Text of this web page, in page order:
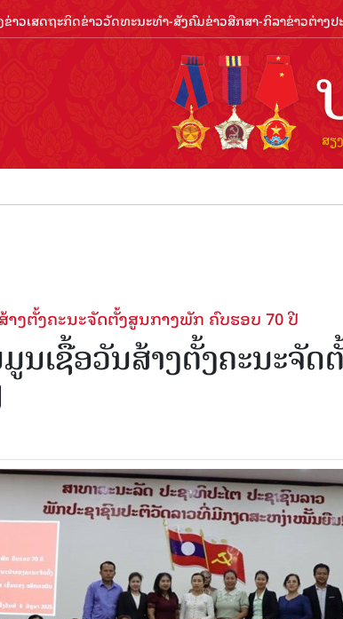
ຂ່າວເສດຖະກິດຂ່າວວັດທະນະທຳ-ສັງຄົມຂ່າວສືກສາ-ກິລາຂ່າວຕ່າງປ
ງຕັ້ງຄະນະຈັດຕັ້ງສູນກາງພັກ ຄົບຮອບ 70 ປີ
ເຊື້ອວັນສ້າງຕັ້ງຄະນະຈັ